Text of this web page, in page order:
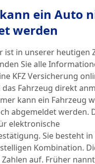
ein Auto
werden
ist in unserer heutigen
Sie alle
KFZ Versicherung
Fahrzeug direkt
kann ein Fahrzeug
abgemeldet werden.
elektronische
Sie besteht
Kombination.
auf. Früher